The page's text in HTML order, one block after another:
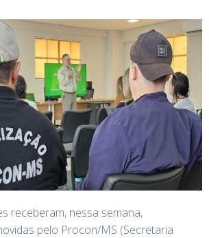
receberam, nessa semana,
pelo Procon/MS (Secretaria